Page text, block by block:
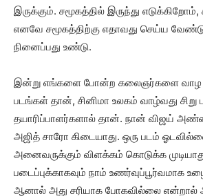
இருக்கும். சமூகத்தில் இருந்து
எனவே சமூகத்திற்கு எதாவது செய்ய
நினைப்பது உண்டு.
இன்று எங்களை போன்ற கலைஞர்களை வாழ
படங்கள் தான், சினிமா உலகம் வாழ்வது சிறு
தயாரிப்பாளர்களால் தான். நான் விஜய்
அஜித் சாரோ கிடையாது. ஒரு படம்
அனைவருக்கும் விளக்கம் கொடுக்க
படைப்புக்காகவும் நாம் உணர்வுப்பூர்வமாக
ஆனால் அது சரியாக போகவில்லை என்றால்